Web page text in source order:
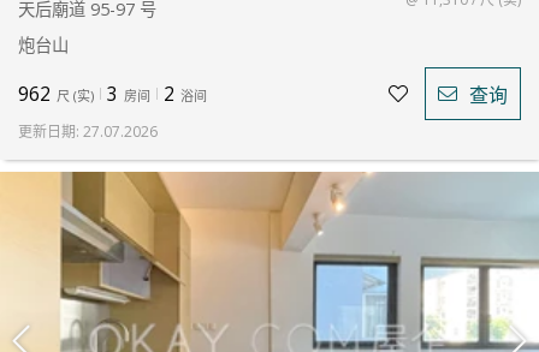
天后廟道 95-97 号
炮台山
962 尺 (实) 3 房间 2 浴间 查询
更新日期: 27.07.2026